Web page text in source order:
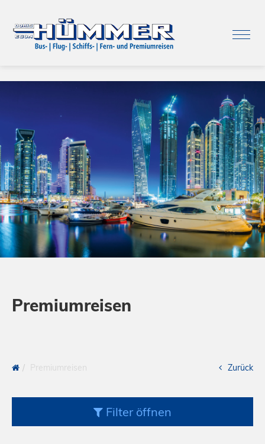
Premiumreisen
Premiumreisen Zurück
Filter öffnen